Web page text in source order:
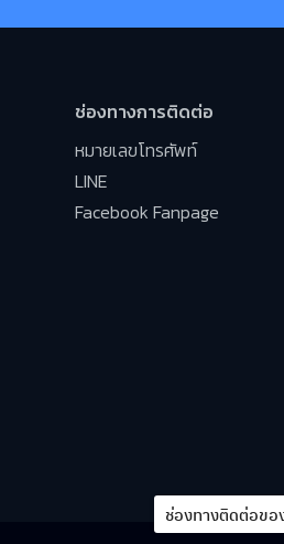
ช่องทางการติดต่อ
หมายเลขโทรศัพท์
LINE
Facebook Fanpage
ช่องทางติดต่อขอ